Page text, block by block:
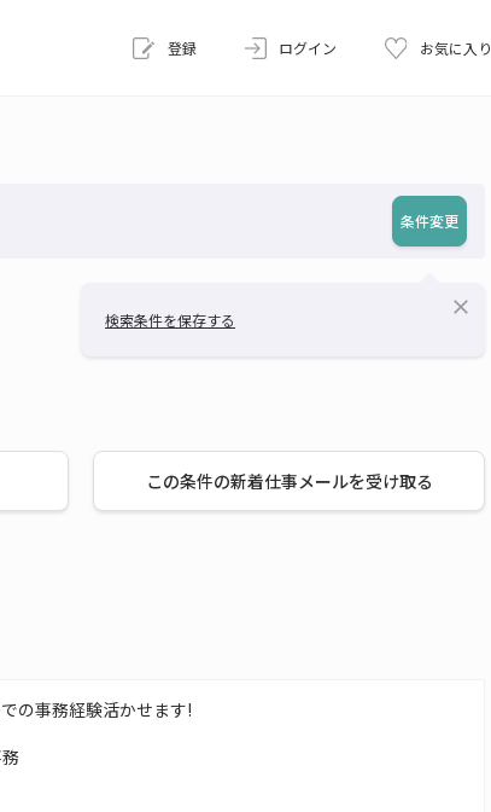
登録 ログイン お気に入り
条件変更
検索条件を保存する
close
この条件の新着仕事メールを受け取る
の事務経験活かせます!